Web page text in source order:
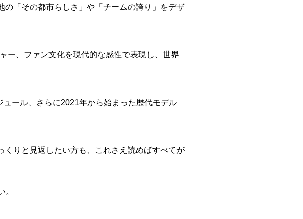
「その都市らしさ」や「チームの誇り」をデザ
ー、ファン文化を現代的な感性で表現し、世界
ール、さらに2021年から始まった歴代モデル
りと見返したい方も、これさえ読めばすべてが
。